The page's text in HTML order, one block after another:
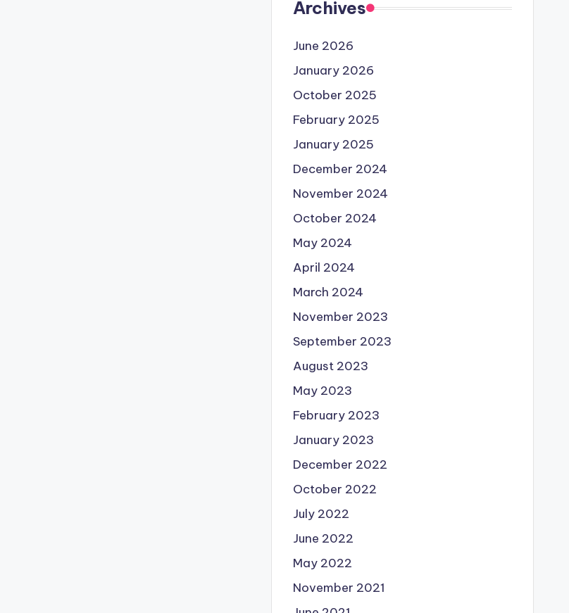
Archives
June 2026
January 2026
October 2025
February 2025
January 2025
December 2024
November 2024
October 2024
May 2024
April 2024
March 2024
November 2023
September 2023
August 2023
May 2023
February 2023
January 2023
December 2022
October 2022
July 2022
June 2022
May 2022
November 2021